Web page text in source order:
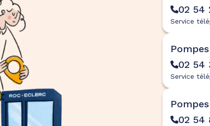
02 54
Service
02 54
Service
02 54